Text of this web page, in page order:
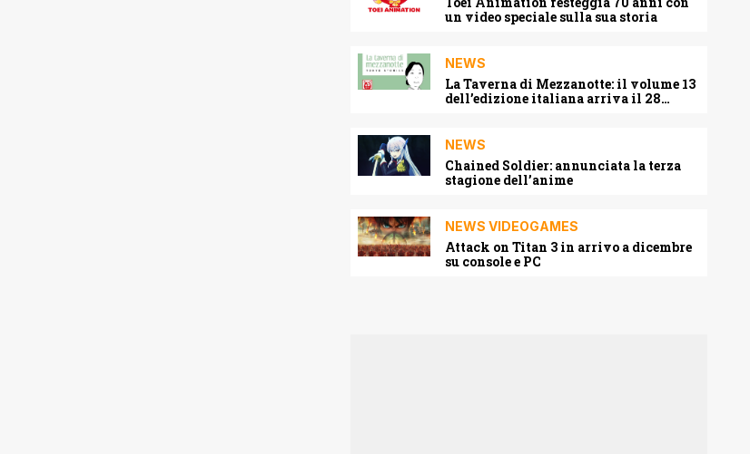
un video speciale sulla sua storia
NEWS
La Taverna di Mezzanotte: il volume 13
dell’edizione italiana arriva il 28
NEWS
Chained Soldier: annunciata la terza
stagione dell’anime
NEWS VIDEOGAMES
Attack on Titan 3 in arrivo a dicembre
su console e PC